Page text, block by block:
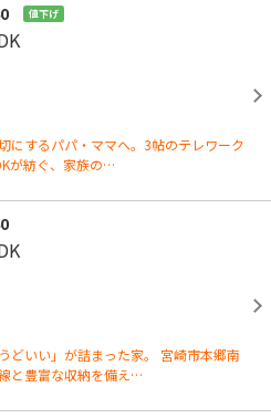
値下げ
するパパ・ママへ。3帖のテレワーク
が紡ぐ、家族の…
いい」が詰まった家。 宮崎市本郷南
と豊富な収納を備え…